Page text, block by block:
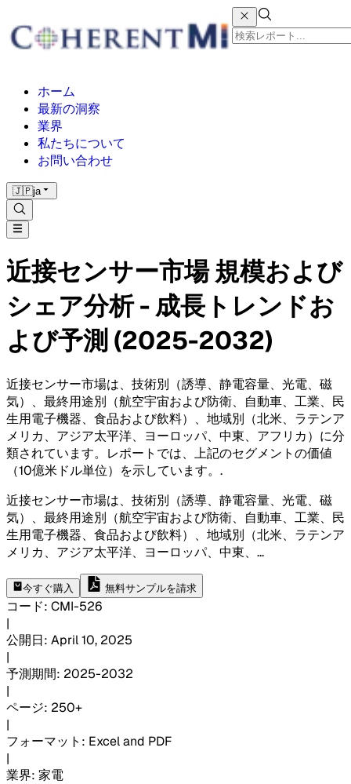
ホーム
最新の洞察
業界
私たちについて
お問い合わせ
🇯🇵ja
近接センサー市場 規模および
シェア分析 - 成長トレンドお
よび予測 (2025-2032)
近接センサー市場は、技術別（誘導、静電容量、光電、磁
気）、最終用途別（航空宇宙および防衛、自動車、工業、民
生用電子機器、食品および飲料）、地域別（北米、ラテンア
メリカ、アジア太平洋、ヨーロッパ、中東、アフリカ）に分
類されています。レポートでは、上記のセグメントの価値
（10億米ドル単位）を示しています。 .
近接センサー市場は、技術別（誘導、静電容量、光電、磁
気）、最終用途別（航空宇宙および防衛、自動車、工業、民
生用電子機器、食品および飲料）、地域別（北米、ラテンア
メリカ、アジア太平洋、ヨーロッパ、中東、 ...
今すぐ購入 無料サンプルを請求
コード: CMI-526
|
公開日: April 10, 2025
|
予測期間: 2025-2032
|
ページ: 250+
|
フォーマット : Excel and PDF
|
業界: 家電